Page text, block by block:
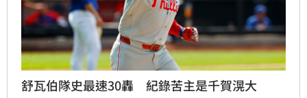
舒瓦伯隊史最速30轟 紀錄苦主是千賀滉大